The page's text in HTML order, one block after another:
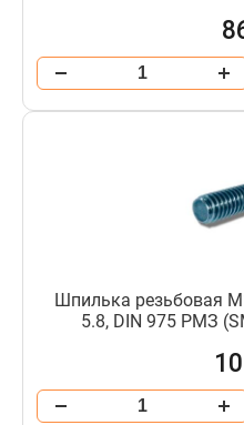
Шпилька резьбовая
5.8, DIN 975 РМЗ